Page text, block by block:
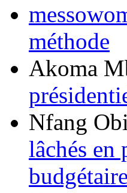
méthode
Akoma
Nfang
lâchés en